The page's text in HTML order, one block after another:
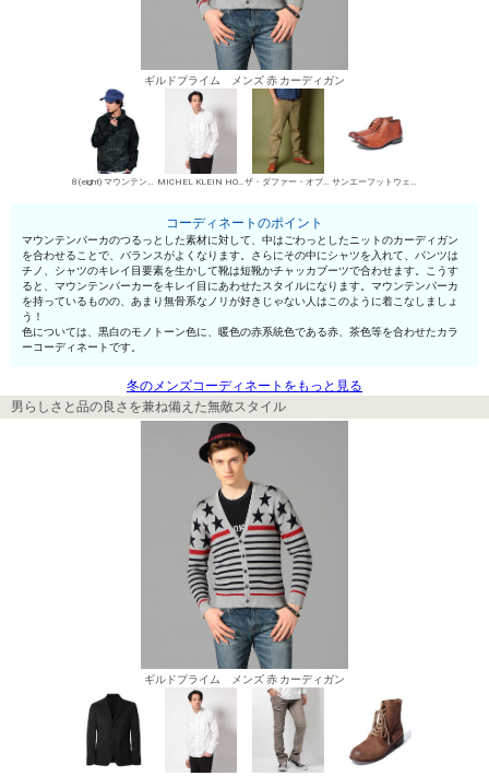
ギルドプライム メンズ 赤 カーディガン
８(eight) マウンテンパーカー MICHEL KLEIN HOMME シャツ ザ・ダファー・オブ・セントジョージ チノパン・綿パン サンエーフットウェア 短靴・レザーシューズ
コーディネートのポイント
マウンテンパーカのつるっとした素材に対して、中はごわっとしたニットのカーディガン
を合わせることで、バランスがよくなります。さらにその中にシャツを入れて、パンツは
チノ、シャツのキレイ目要素を生かして靴は短靴かチャッカブーツで合わせます。こうす
ると、マウンテンパーカーをキレイ目にあわせたスタイルになります。マウンテンパーカ
を持っているものの、あまり無骨系なノリが好きじゃない人はこのように着こなしましょ
う！
色については、黒白のモノトーン色に、暖色の赤系統色である赤、茶色等を合わせたカラ
ーコーディネートです。
冬のメンズコーディネートをもっと見る
男らしさと品の良さを兼ね備えた無敵スタイル
ギルドプライム メンズ 赤 カーディガン